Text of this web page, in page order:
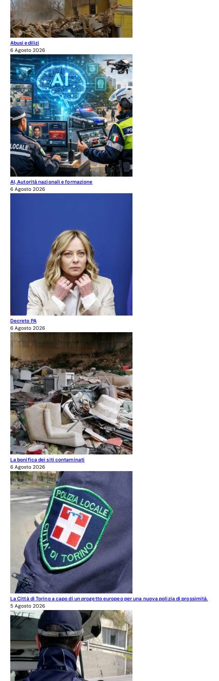
Abusi edilizi
6 Agosto 2026
AI, Autorità nazionali e formazione
6 Agosto 2026
Decreto PA
6 Agosto 2026
La bonifica dei siti contaminati
6 Agosto 2026
La Città di Torino a capo di un progetto europeo per una nuova polizia di prossimità.
5 Agosto 2026